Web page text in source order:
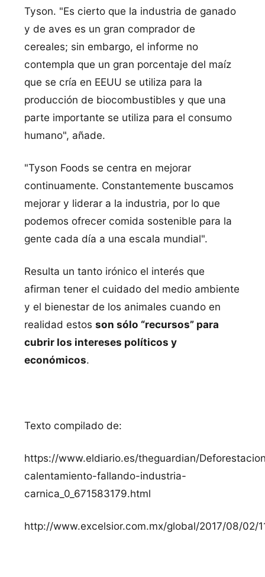
Tyson. "Es cierto que la industria de ganado
y de aves es un gran comprador de
cereales; sin embargo, el informe no
contempla que un gran porcentaje del maíz
que se cría en EEUU se utiliza para la
producción de biocombustibles y que una
parte importante se utiliza para el consumo
humano", añade.
"Tyson Foods se centra en mejorar
continuamente. Constantemente buscamos
mejorar y liderar a la industria, por lo que
podemos ofrecer comida sostenible para la
gente cada día a una escala mundial".
Resulta un tanto irónico el interés que
afirman tener el cuidado del medio ambiente
y el bienestar de los animales cuando en
realidad estos son sólo “recursos” para
cubrir los intereses políticos y
económicos.
Texto compilado de:
https://www.eldiario.es/theguardian/
calentamiento-fallando-industria-
carnica_0_671583179.html
http://www.excelsior.com.mx/global/2017/08/02/